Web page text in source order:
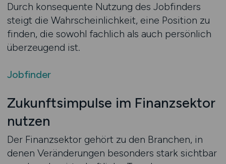
Durch konsequente Nutzung des Jobfinders
steigt die Wahrscheinlichkeit, eine Position zu
finden, die sowohl fachlich als auch persönlich
überzeugend ist.
Jobfinder
Zukunftsimpulse im Finanzsektor
nutzen
Der Finanzsektor gehört zu den Branchen, in
denen Veränderungen besonders stark sichtbar